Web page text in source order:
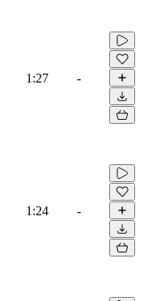
1:27 -
1:24 -